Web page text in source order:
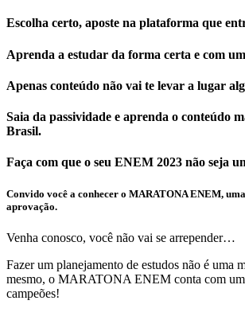
Escolha certo, aposte na plataforma que
Aprenda a estudar da forma certa e com
Apenas conteúdo não vai te levar a lugar
Saia da passividade e aprenda o conteúdo
Brasil.
Faça com que o seu ENEM 2023 não seja
Convido você a conhecer o MARATONA ENEM,
aprovação.
Venha conosco, você não vai se arrepender…
Fazer um planejamento de estudos não é uma
mesmo, o MARATONA ENEM conta com
campeões!